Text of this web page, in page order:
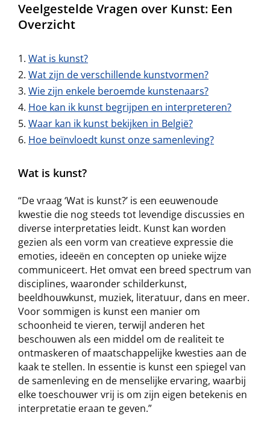
Veelgestelde Vragen over Kunst: Een
Overzicht
Wat is kunst?
Wat zijn de verschillende kunstvormen?
Wie zijn enkele beroemde kunstenaars?
Hoe kan ik kunst begrijpen en interpreteren?
Waar kan ik kunst bekijken in België?
Hoe beïnvloedt kunst onze samenleving?
Wat is kunst?
“De vraag ‘Wat is kunst?’ is een eeuwenoude
kwestie die nog steeds tot levendige discussies en
diverse interpretaties leidt. Kunst kan worden
gezien als een vorm van creatieve expressie die
emoties, ideeën en concepten op unieke wijze
communiceert. Het omvat een breed spectrum van
disciplines, waaronder schilderkunst,
beeldhouwkunst, muziek, literatuur, dans en meer.
Voor sommigen is kunst een manier om
schoonheid te vieren, terwijl anderen het
beschouwen als een middel om de realiteit te
ontmaskeren of maatschappelijke kwesties aan de
kaak te stellen. In essentie is kunst een spiegel van
de samenleving en de menselijke ervaring, waarbij
elke toeschouwer vrij is om zijn eigen betekenis en
interpretatie eraan te geven.”